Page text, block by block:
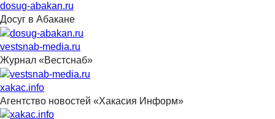
dosug-abakan.ru
Досуг в Абакане
vestsnab-media.ru
Журнал «Вестснаб»
xakac.info
Агентство новостей «Хакасия Информ»